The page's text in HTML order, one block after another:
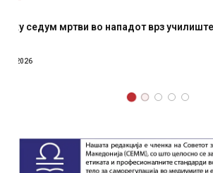
СОЗИС: Украинците повеќе им веруваат
AUGUST 7, 2026